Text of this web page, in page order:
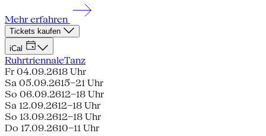
Mehr erfahren
Tickets kaufen
iCal
RuhrtriennaleTanz
Fr 04.09.2618 Uhr
Sa 05.09.2615–21 Uhr
So 06.09.2612–18 Uhr
Sa 12.09.2612–18 Uhr
So 13.09.2612–18 Uhr
Do 17.09.2610–11 Uhr